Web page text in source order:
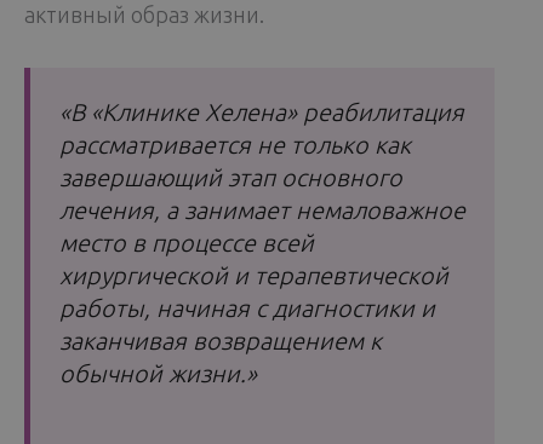
активный образ жизни.
«В «Клинике Хелена» реабилитация
рассматривается не только как
завершающий этап основного
лечения, а занимает немаловажное
место в процессе всей
хирургической и терапевтической
работы, начиная с диагностики и
заканчивая возвращением к
обычной жизни.»